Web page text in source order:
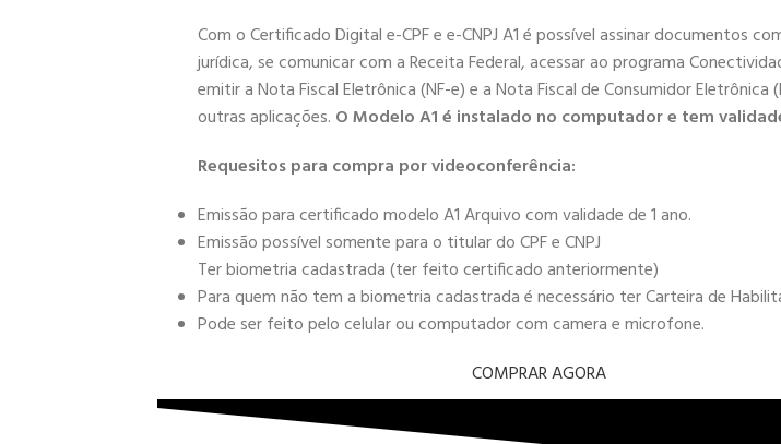
Com o Certificado Digital e-CPF e e-CNPJ A1 é possível assinar documentos
jurídica, se comunicar com a Receita Federal, acessar ao programa
emitir a Nota Fiscal Eletrônica (NF-e) e a Nota Fiscal de Consumidor Eletrônica
outras aplicações. O Modelo A1 é instalado no computador e tem
Requesitos para compra por videoconferência:
Emissão para certificado modelo A1 Arquivo com validade de 1 ano.
Emissão possível somente para o titular do CPF e CNPJ
Ter biometria cadastrada (ter feito certificado anteriormente)
Para quem não tem a biometria cadastrada é necessário ter Carteira de
Pode ser feito pelo celular ou computador com camera e microfone.
COMPRAR AGORA